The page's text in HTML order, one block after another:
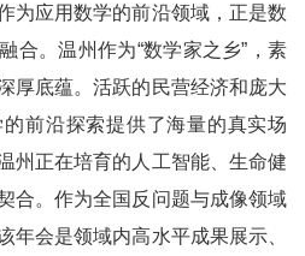
为应用数学的前沿领域，正是数
合。温州作为“数学家之乡”，素
厚底蕴。活跃的民营经济和庞大
前沿探索提供了海量的真实场
州正在培育的人工智能、生命健
合。作为全国反问题与成像领域
年会是领域内高水平成果展示、